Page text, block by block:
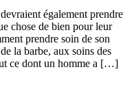
également prendre
chose de bien pour leur
prendre soin de son
la barbe, aux soins des
ce dont un homme a […]